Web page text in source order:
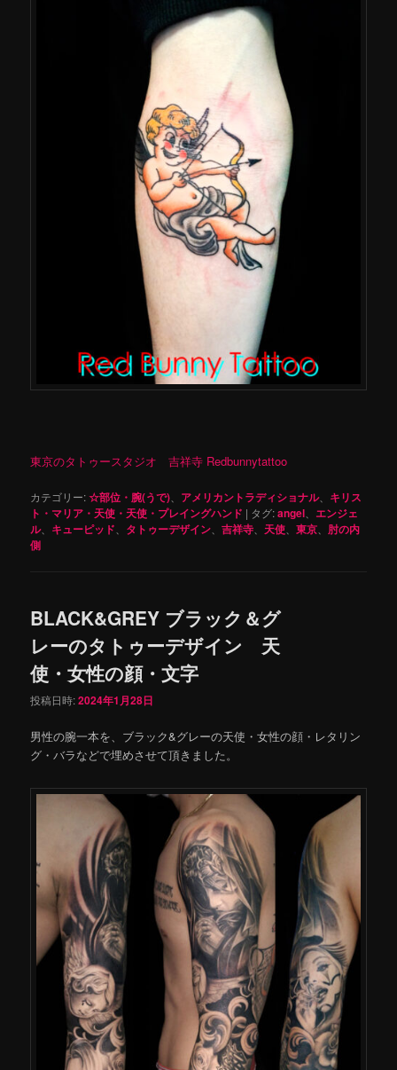
東京のタトゥースタジオ 吉祥寺 Redbunnytattoo
カテゴリー:☆部位・腕(うで) アメリカントラディショナル、 キリス
ト・マリア・天使・天使・プレイングハンド | タグ:angel
エンジェ
ル、 キューピッド タトゥーデザイン 、吉祥寺 天使 、東京
肘の内
側
BLACK&GREY ブラック＆グ
レーのタトゥーデザイン 天
使・女性の顔・文字
投稿日時:2024年1月28日
男性の腕一本を、ブラック&グレーの天使・女性の顔・レタリン
グ・バラなどで埋めさせて頂きました。